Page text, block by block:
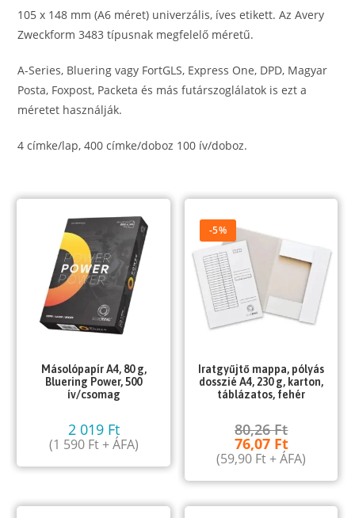
mennyiség
105 x 148 mm (A6 méret) univerzális, íves etikett. Az Avery
Zweckform 3483 típusnak megfelelő méretű.
A-Series, Bluering vagy FortGLS, Express One, DPD, Magyar
Posta, Foxpost, Packeta és más futárszoglálatok is ezt a
méretet használják.
4 címke/lap, 400 címke/doboz 100 ív/doboz.
Másolópapír A4, 80 g,
Bluering Power, 500
ív/csomag
2 019 Ft
(1 590 Ft+ ÁFA)
-5%
Iratgyűjtő mappa, pólyás
dosszié A4, 230 g, karton,
táblázatos, fehér
80,26Ft
76,07 Ft
(59,90 Ft+ ÁFA)